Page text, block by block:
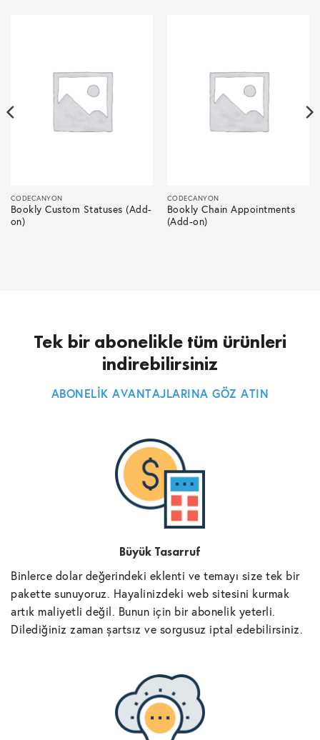
CODECANYON
Bookly Custom Statuses (Add-
on)
CODECANYON
Bookly Chain Appointments
(Add-on)
Tek bir abonelikle tüm ürünleri
indirebilirsiniz
ABONELİK AVANTAJLARINA GÖZ ATIN
Büyük Tasarruf
Binlerce dolar değerindeki eklenti ve temayı size tek bir
pakette sunuyoruz. Hayalinizdeki web sitesini kurmak
artık maliyetli değil. Bunun için bir abonelik yeterli.
Dilediğiniz zaman şartsız ve sorgusuz iptal edebilirsiniz.